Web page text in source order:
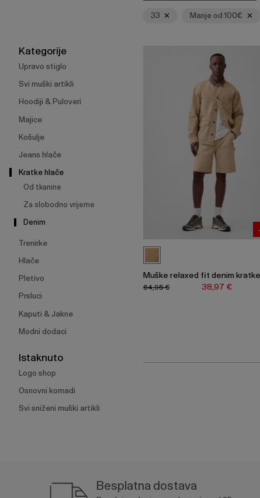
širenje
izbornika.
33 Manje od 100€
Kategorije
Upravo stiglo
Svi muški artikli
Hoodiji & Puloveri
Majice
Košulje
Jeans hlače
Kratke hlače
Od tkanine
Za slobodno vrijeme
Denim
Trenirke
Hlače
Pletivo
Prsluci
Kaputi & Jakne
Modni dodaci
Istaknuto
Logo shop
Osnovni komadi
Svi sniženi muški artikli
Muške relaxed fit denim
38,97 €
64,95 €
Besplatna dostava